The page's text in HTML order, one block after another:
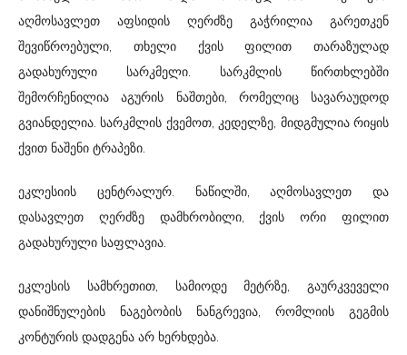
აღმოსავლეთ აფსიდის ღერძზე გაჭრილია გარეთკენ
შევიწროებული, თხელი ქვის ფილით თარაზულად
გადახურული სარკმელი. სარკმლის წირთხლებში
შემორჩენილია აგურის ნაშთები, რომელიც სავარაუდოდ
გვიანდელია. სარკმლის ქვემოთ, კედელზე, მიდგმულია რიყის
ქვით ნაშენი ტრაპეზი.
ეკლესიის ცენტრალურ. ნაწილში, აღმოსავლეთ და
დასავლეთ ღერძზე დამხრობილი, ქვის ორი ფილით
გადახურული საფლავია.
ეკლესის სამხრეთით, სამიოდე მეტრზე, გაურკვეველი
დანიშნულების ნაგებობის ნანგრევია, რომლიის გეგმის
კონტურის დადგენა არ ხერხდება.